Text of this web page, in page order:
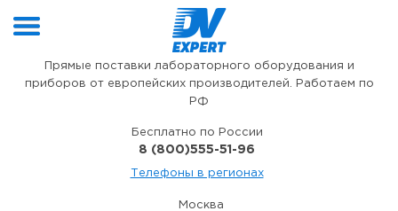
Прямые поставки лабораторного оборудования и
приборов от европейских производителей. Работаем по
РФ
Бесплатно по России
8 (800)555-51-96
Телефоны в регионах
Москва